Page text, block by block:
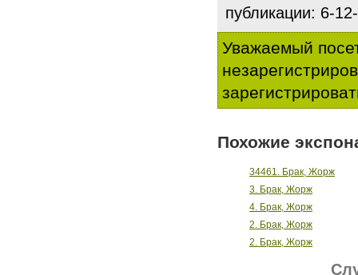
публикации: 6-
Уважаемый
Похожие
34461. Брак, Жорж
3. Брак, Жорж
4. Брак, Жорж
2. Брак, Жорж
2. Брак, Жорж